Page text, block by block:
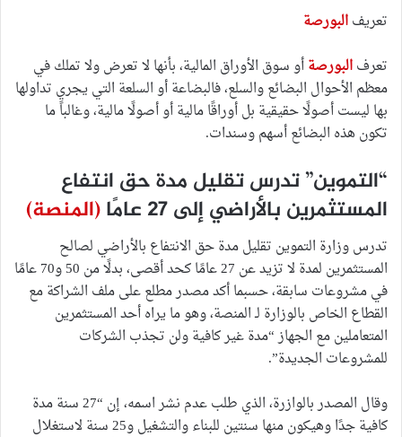
تعريفالبورصة
تعرفالبورصةأو سوق الأوراق المالية، بأنها لا تعرض ولا تملك في
معظم الأحوال البضائع والسلع، فالبضاعة أو السلعة التي يجري تداولها
بها ليست أصولًا حقيقية بل أوراقًا مالية أو أصولًا مالية، وغالباً ما
تكون هذه البضائع أسهم وسندات.
“التموين” تدرس تقليل مدة حق انتفاع
المستثمرين بالأراضي إلى 27 عامًا
(المنصة)
تدرس وزارة التموين تقليل مدة حق الانتفاع بالأراضي لصالح
المستثمرين لمدة لا تزيد عن 27 عامًا كحد أقصى، بدلًا من 50 و70 عامًا
في مشروعات سابقة، حسبما أكد مصدر مطلع على ملف الشراكة مع
القطاع الخاص بالوزارة لـ المنصة، وهو ما يراه أحد المستثمرين
المتعاملين مع الجهاز “مدة غير كافية ولن تجذب الشركات
للمشروعات الجديدة”.
وقال المصدر بالوازرة، الذي طلب عدم نشر اسمه، إن “27 سنة مدة
كافية جدًا وهيكون منها سنتين للبناء والتشغيل و25 سنة لاستغلال